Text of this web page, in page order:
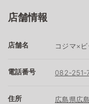
店舗情報
店舗名 コジマ×
電話番号 082-251-
住所 広島県広